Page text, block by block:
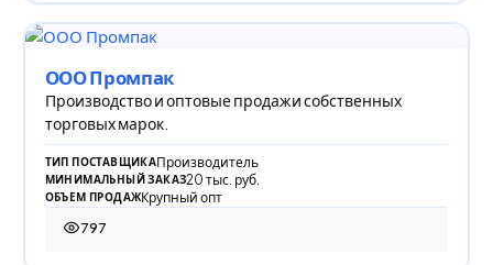
ООО Промпак
Производство и оптовые продажи собственных
торговых марок.
ТИП ПОСТАВЩИКАПроизводитель
МИНИМАЛЬНЫЙ ЗАКАЗ20 тыс. руб.
ОБЪЕМ ПРОДАЖКрупный опт
797
797 просмотров